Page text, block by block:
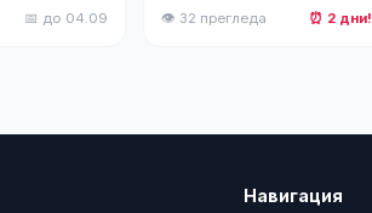
📅 до 04.09 👁 32 прегледа ⏰ 2 дни!
Навигация